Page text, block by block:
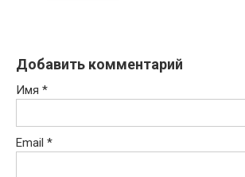
Добавить комментарий
Имя *
Email *